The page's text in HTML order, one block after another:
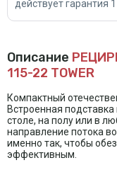
действует гарантия 1
Описание
115-22 TOWER
Компактный
Встроенная
столе, на полу или в
направление потока
именно так, чтобы
эффективным.